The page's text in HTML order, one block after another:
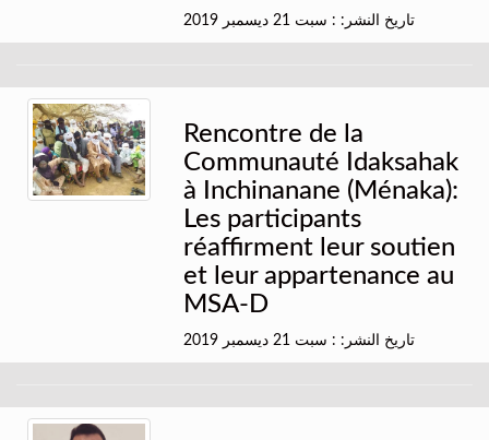
تاريخ النشر: : سبت 21 ديسمبر 2019
Rencontre de la
Communauté Idaksahak
à Inchinanane (Ménaka):
Les participants
réaffirment leur soutien
et leur appartenance au
MSA-D
تاريخ النشر: : سبت 21 ديسمبر 2019